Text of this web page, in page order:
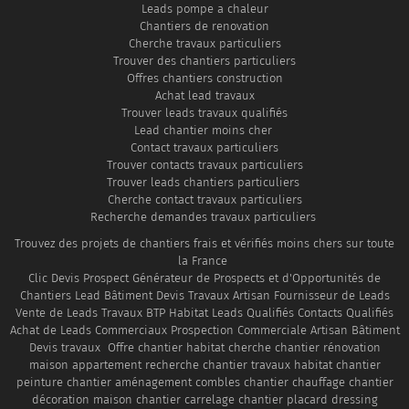
depuis plusieurs
comportements
des particuliers
du bâtiment.
Pourtant, cette
approche montre
aujourd'hui ses
limites.
floues, irréalistes
ou sans suite.
Prospect
quotidiennement
les projets de
travaux déposés
par des...
Leads pompe a chaleur
Chantiers de renovation
Cherche travaux particuliers
Trouver des chantiers particuliers
Offres chantiers construction
Achat lead travaux
Trouver leads travaux qualifiés
Lead chantier moins cher
Contact travaux particuliers
Trouver contacts travaux particuliers
Trouver leads chantiers particuliers
Cherche contact travaux particuliers
Recherche demandes travaux particuliers
Trouvez des projets de chantiers frais et vérifiés moins chers sur toute
la France
Clic Devis Prospect Générateur de Prospects et d'Opportunités de
Chantiers Lead Bâtiment Devis Travaux Artisan Fournisseur de Leads
Vente de Leads Travaux BTP Habitat Leads Qualifiés Contacts Qualifiés
Achat de Leads Commerciaux Prospection Commerciale Artisan Bâtiment
Devis travaux Offre chantier habitat cherche chantier rénovation
maison appartement recherche chantier travaux habitat chantier
peinture chantier aménagement combles chantier chauffage chantier
décoration maison chantier carrelage chantier placard dressing